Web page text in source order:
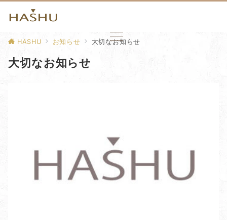
HASHU お知らせ 大切なお知らせ
大切なお知らせ